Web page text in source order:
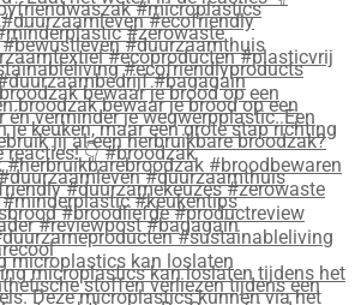
bewaar je brood op een
microplastics kan loslaten